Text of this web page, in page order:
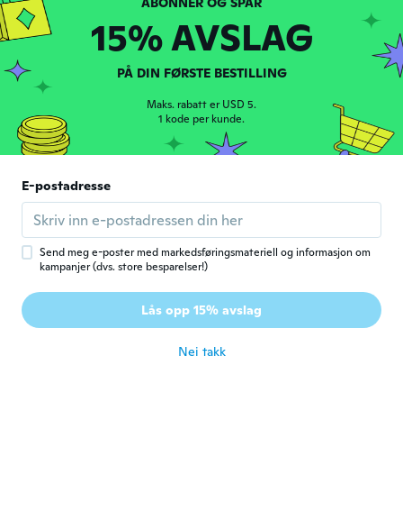
ca. 6 år siden
Ble med i 2017 · 2 omtaler · 1 opplastinger
El color era gray y me mandaron color vino
y un poco pequeño
L Leyre
Ble med i 2017 · 14 omtaler · 3 opplastinger
Se ajustan perfectamente. Muy contenta
Johanna
Ble med i 2015 · 123 omtaler · 2
15% AVSLAG
PÅ DIN FØRSTE BESTILLING
Maks. rabatt er USD 5.
1 kode per kunde.
E-postadresse
Send meg e-poster med markedsføringsmateriell og informasjon om
kampanjer (dvs. store besparelser!)
Lås opp 15% avslag
Nei takk